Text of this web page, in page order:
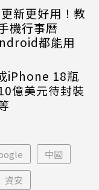
新更好用！教
機行事曆
都能用
iPhone 18瓶
億美元待封裝
中國
資安